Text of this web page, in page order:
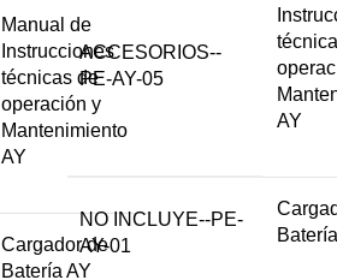
Manual de
Instrucciones
técnicas de
operación y
Mantenimiento
AY
Cargador de
Batería AY
ACCESORIOS--
PE-AY-05
AY
NO INCLUYE--PE-
AY-01